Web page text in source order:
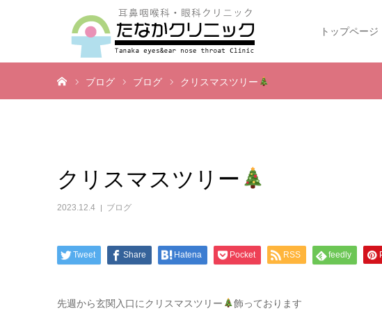
トップページ
ブログ ブログ クリスマスツリー
クリスマスツリー
2023.12.4 ブログ
Tweet Share Hatena Pocket RSS feedly
先週から玄関入口にクリスマスツリー 飾っております